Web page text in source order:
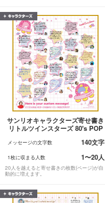
サンリオキャラクターズ寄せ書き
リトルツインスターズ 80's POP
メッセージの文字数 140文字
1枚に収まる人数 1〜20人
20人を越えると寄せ書きの枚数(ページ)が自
動的に増えます。